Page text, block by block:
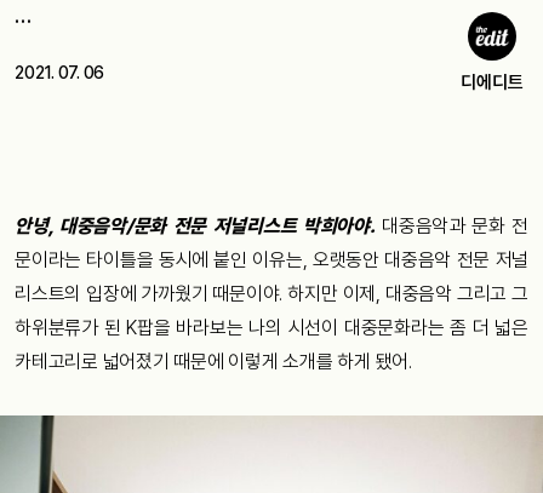
…
2021. 07. 06 디에디트
안녕, 대중음악/문화 전문 저널리스트 박희아야. 대중음악과 문화 전
문이라는 타이틀을 동시에 붙인 이유는, 오랫동안 대중음악 전문 저널
리스트의 입장에 가까웠기 때문이야. 하지만 이제, 대중음악 그리고 그
하위분류가 된 K팝을 바라보는 나의 시선이 대중문화라는 좀 더 넓은
카테고리로 넓어졌기 때문에 이렇게 소개를 하게 됐어.